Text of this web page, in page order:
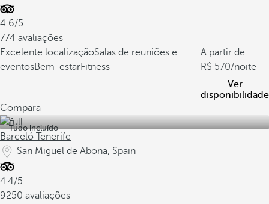
4.6/5
774 avaliações
Excelente localizaçãoSalas de reuniões e
eventosBem-estarFitness
A partir de
570/noite
Ver
disponibilidade
Compara
Tudo incluído
Barceló Tenerife
San Miguel de Abona, Spain
4.4/5
9250 avaliações